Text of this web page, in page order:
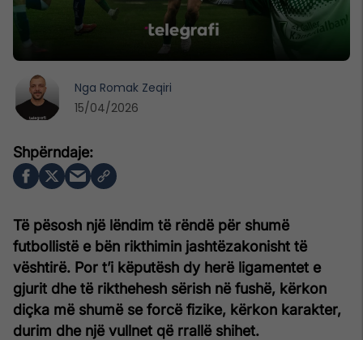
Të pësosh një lëndim të rëndë për shumë
futbollistë e bën rikthimin jashtëzakonisht të
vështirë. Por t’i këputësh dy herë ligamentet e
gjurit dhe të rikthehesh sërish në fushë, kërkon
diçka më shumë se forcë fizike, kërkon karakter,
durim dhe një vullnet që rrallë shihet.
Nga Romak Zeqiri
15/04/2026